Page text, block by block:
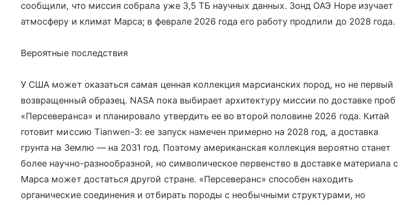
сообщили, что миссия собрала уже 3,5 ТБ научных данных. Зонд ОАЭ Hope изучает
атмосферу и климат Марса; в феврале 2026 года его работу продлили до 2028 года.
Вероятные последствия
У США может оказаться самая ценная коллекция марсианских пород, но не первый
возвращенный образец. NASA пока выбирает архитектуру миссии по доставке проб
«Персеверанса» и планировало утвердить ее во второй половине 2026 года. Китай
готовит миссию Tianwen-3: ее запуск намечен примерно на 2028 год, а доставка
грунта на Землю — на 2031 год. Поэтому американская коллекция вероятно станет
более научно-разнообразной, но символическое первенство в доставке материала с
Марса может достаться другой стране. «Персеверанс» способен находить
органические соединения и отбирать породы с необычными структурами, но